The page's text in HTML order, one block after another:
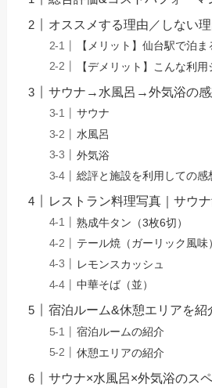
オススメする理由／しない
【メリット】仙台駅で泊
【デメリット】こんな利
サウナ→水風呂→外気浴の感
サウナ
水風呂
外気浴
総評と施設を利用しての感
レストラン料理写真｜サウ
熟成牛タン（3枚6切）
テール焼（ガーリック風味
レモンスカッシュ
中華そば（並）
宿泊ルーム&休憩エリアを紹
宿泊ルームの紹介
休憩エリアの紹介
サウナ×水風呂×外気浴のス